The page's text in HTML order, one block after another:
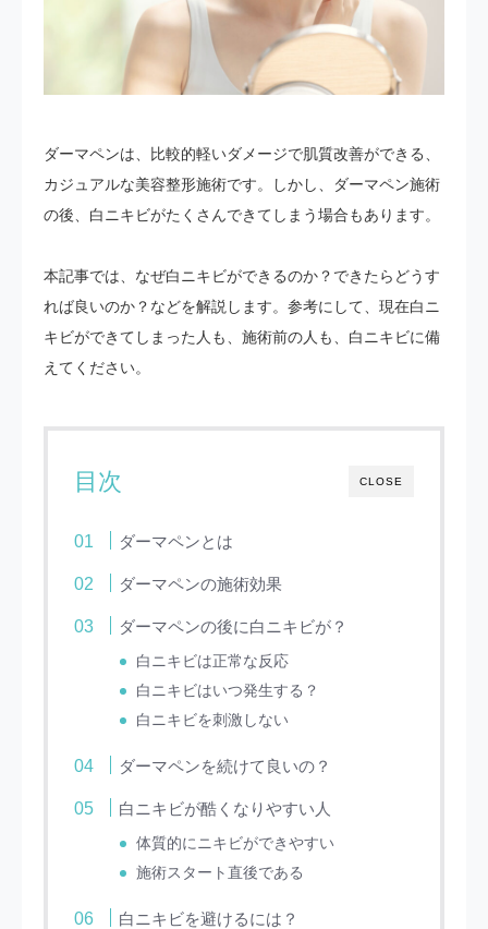
ダーマペンは、比較的軽いダメージで肌質改善ができる、
カジュアルな美容整形施術です。しかし、ダーマペン施術
の後、白ニキビがたくさんできてしまう場合もあります。
本記事では、なぜ白ニキビができるのか？できたらどうす
れば良いのか？などを解説します。参考にして、現在白ニ
キビができてしまった人も、施術前の人も、白ニキビに備
えてください。
CLOSE
目次
ダーマペンとは
ダーマペンの施術効果
ダーマペンの後に白ニキビが？
白ニキビは正常な反応
白ニキビはいつ発生する？
白ニキビを刺激しない
ダーマペンを続けて良いの？
白ニキビが酷くなりやすい人
体質的にニキビができやすい
施術スタート直後である
白ニキビを避けるには？